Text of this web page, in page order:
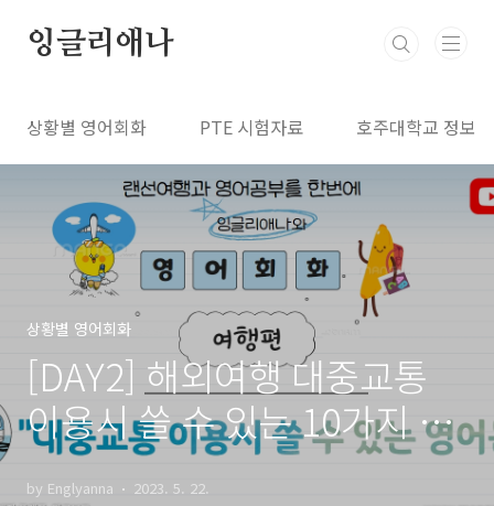
잉글리애나
상황별 영어회화 PTE 시험자료 호주대학교 정보
상황별 영어회화
[DAY2] 해외여행 대중교통
이용시 쓸 수 있는 10가지 영
어문장
by Englyanna 2023. 5. 22.